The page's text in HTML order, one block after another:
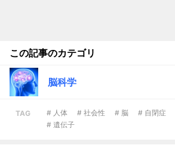
この記事のカテゴリ
脳科学
TAG # 人体 # 社会性 # 脳 # 自閉症
# 遺伝子